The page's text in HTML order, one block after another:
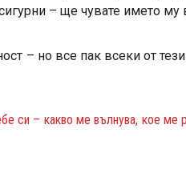
– ще чувате името
– но все пак всеки от
си – какво ме вълнува, кое ме